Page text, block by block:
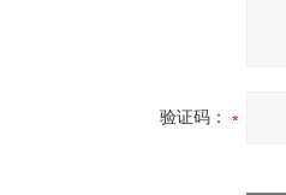
验证码：